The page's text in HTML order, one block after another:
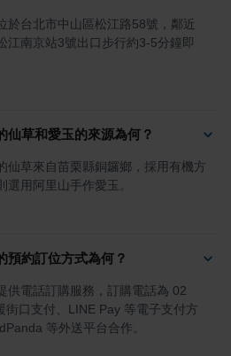
於台北市中山區松江路58號，鄰近
江南京站3號出口步行約3-5分鐘即
仙草和愛玉的來源為何？
仙草來自苗栗縣銅鑼鄉，採用有機方
用阿里山手作愛玉。
預約訂位方式為何？
供電話訂購服務，訂購電話為 02
口支付、LINE Pay 等電子支付方
等外送平台合作。